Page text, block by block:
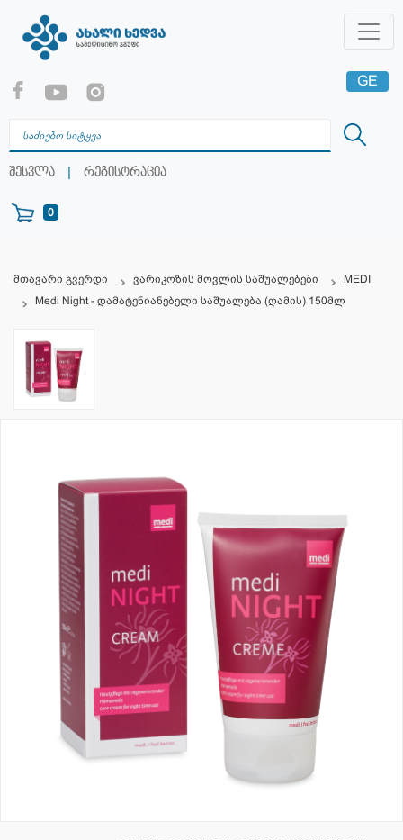
შესვლა | რეგისტრაცია
0
GE
RU
მთავარი გვერდი ვარიკოზის მოვლის საშუალებები
MEDI
Medi Night - დამატენიანებელი საშუალება (ღამის) 150მლ